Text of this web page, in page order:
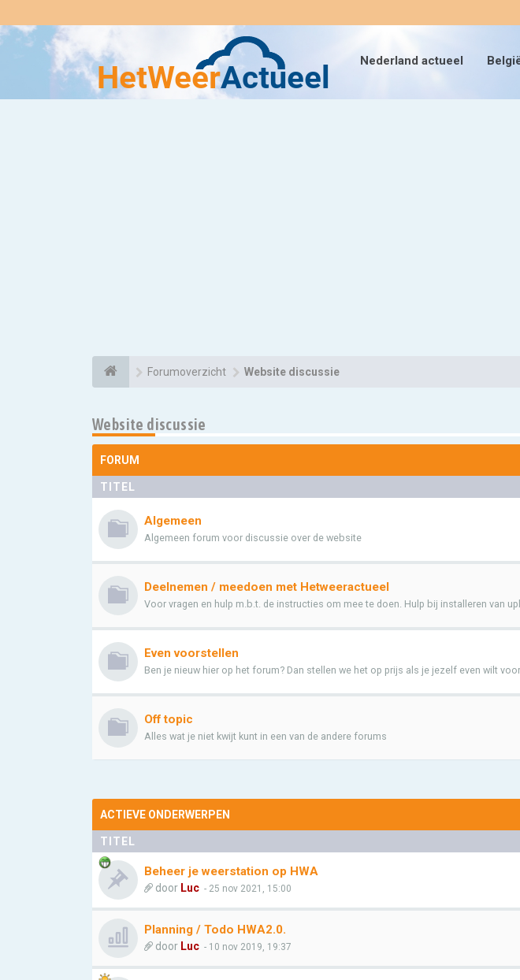
Nederland actueel
Forumoverzicht Website discussie
Website discussie
FORUM
TITEL
Algemeen
Algemeen forum voor discussie over de website
Deelnemen / meedoen met Hetweeractueel
Voor vragen en hulp m.b.t. de instructies om mee te doen. Hulp bij installeren van
Even voorstellen
Ben je nieuw hier op het forum? Dan stellen we het op prijs als je jezelf even wilt
Off topic
Alles wat je niet kwijt kunt in een van de andere forums
ACTIEVE ONDERWERPEN
TITEL
Beheer je weerstation op HWA
door Luc - 25 nov 2021, 15:00
Planning / Todo HWA2.0.
door Luc - 10 nov 2019, 19:37